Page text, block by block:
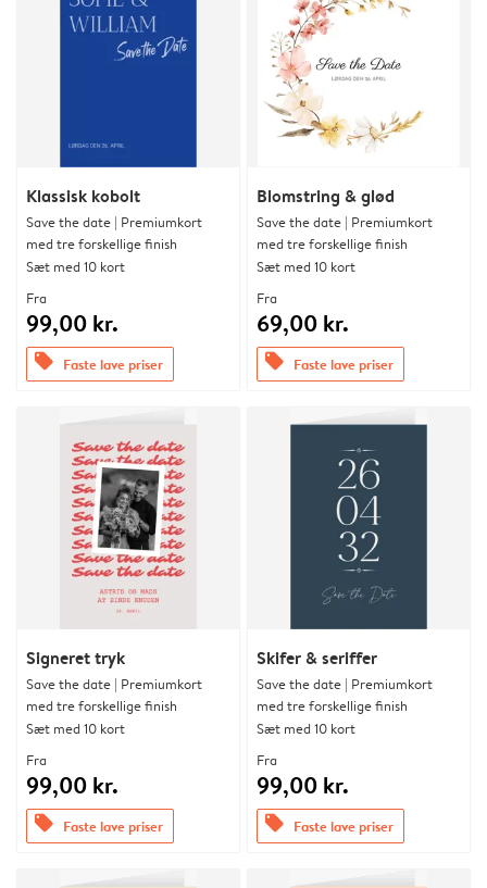
Klassisk kobolt
Save the date | Premiumkort
med tre forskellige finish
Sæt med 10 kort
Fra
99,00 kr.
offers Faste lave priser
Blomstring & glød
Save the date | Premiumkort
med tre forskellige finish
Sæt med 10 kort
Fra
69,00 kr.
offers Faste lave priser
Signeret tryk
Save the date | Premiumkort
med tre forskellige finish
Sæt med 10 kort
Fra
99,00 kr.
offers Faste lave priser
Skifer & seriffer
Save the date | Premiumkort
med tre forskellige finish
Sæt med 10 kort
Fra
99,00 kr.
offers Faste lave priser